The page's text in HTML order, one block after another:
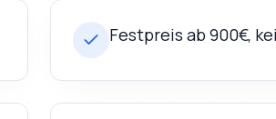
Festpreis ab 900€,